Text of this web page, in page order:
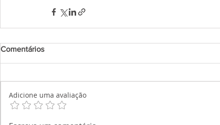
Comentários
Adicione uma avaliação